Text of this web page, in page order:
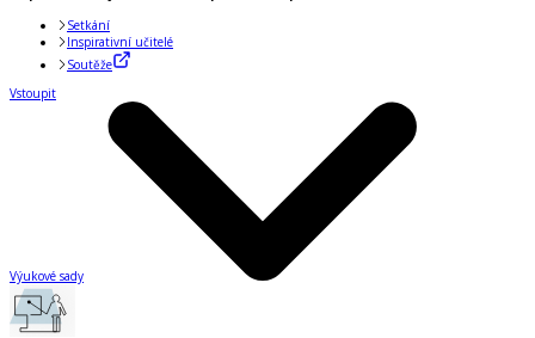
Setkání
Inspirativní učitelé
Soutěže
Vstoupit
Výukové sady